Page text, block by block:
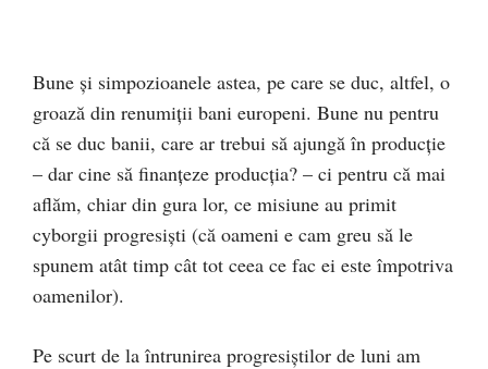
Bune şi simpozioanele astea, pe care se duc, altfel, o
groază din renumiţii bani europeni. Bune nu pentru
că se duc banii, care ar trebui să ajungă în producţie
– dar cine să finanţeze producţia? – ci pentru că mai
aflăm, chiar din gura lor, ce misiune au primit
cyborgii progresişti (că oameni e cam greu să le
spunem atât timp cât tot ceea ce fac ei este împotriva
oamenilor).
Pe scurt de la întrunirea progresiştilor de luni am